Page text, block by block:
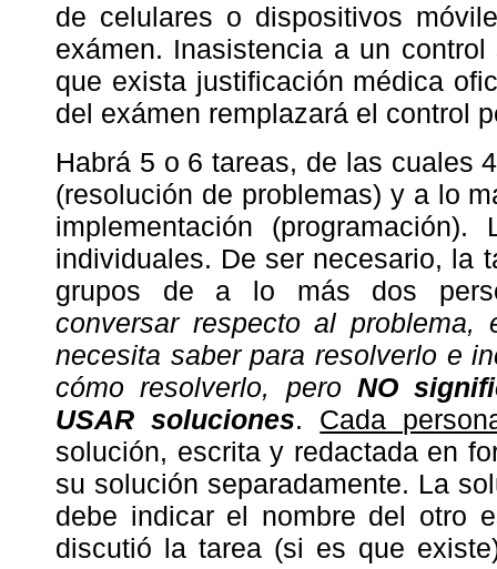
de celulares o dispositivos
exámen. Inasistencia a un
que exista justificación médica
del exámen remplazará el control
Habrá 5 o 6 tareas, de las cuales
(resolución de problemas) y a lo
implementación
individuales. De ser necesario, la
grupos de a lo más dos
conversar respecto al
necesita saber para resolverlo e
cómo resolverlo, pero NO
USAR soluciones. Cada
solución, escrita y redactada en
su solución separadamente. La
debe indicar el nombre del otro
discutió la tarea (si es que